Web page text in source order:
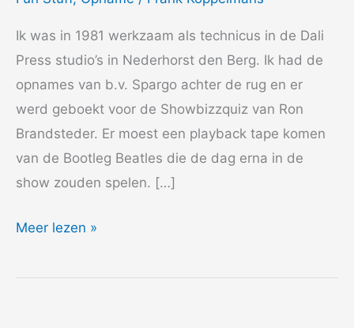
Ik was in 1981 werkzaam als technicus in de Dali
Press studio’s in Nederhorst den Berg. Ik had de
opnames van b.v. Spargo achter de rug en er
werd geboekt voor de Showbizzquiz van Ron
Brandsteder. Er moest een playback tape komen
van de Bootleg Beatles die de dag erna in de
show zouden spelen. […]
1981
Beatles
Meer lezen »